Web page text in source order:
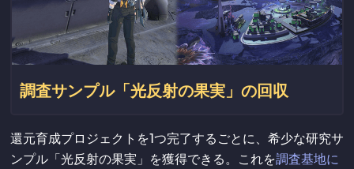
調査サンプル「光反射の果実」の回収
還元育成プロジェクトを1つ完了するごとに、希少な研究サ
ンプル「光反射の果実」を獲得できる。これを調査基地に